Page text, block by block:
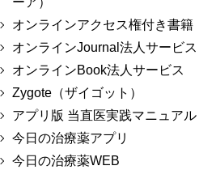
オンラインアクセス権付き書籍
オンラインJournal法人サービス
オンラインBook法人サービス
Zygote（ザイゴット）
アプリ版 当直医実践マニュアル
今日の治療薬アプリ
今日の治療薬WEB